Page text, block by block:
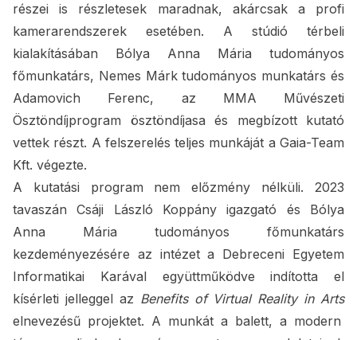
részei is részletesek maradnak, akárcsak a profi
kamerarendszerek esetében. A stúdió térbeli
kialakításában Bólya Anna Mária tudományos
főmunkatárs, Nemes Márk tudományos munkatárs és
Adamovich Ferenc, az MMA Művészeti
Ösztöndíjprogram ösztöndíjasa és megbízott kutató
vettek részt. A felszerelés teljes munkáját a Gaia-Team
Kft. végezte.
A kutatási program nem előzmény nélküli. 2023
tavaszán Csáji László Koppány igazgató és Bólya
Anna Mária tudományos főmunkatárs
kezdeményezésére az intézet a Debreceni Egyetem
Informatikai Karával együttműködve indította el
kísérleti jelleggel az Benefits of Virtual Reality in Arts
elnevezésű projektet. A munkát a balett, a modern